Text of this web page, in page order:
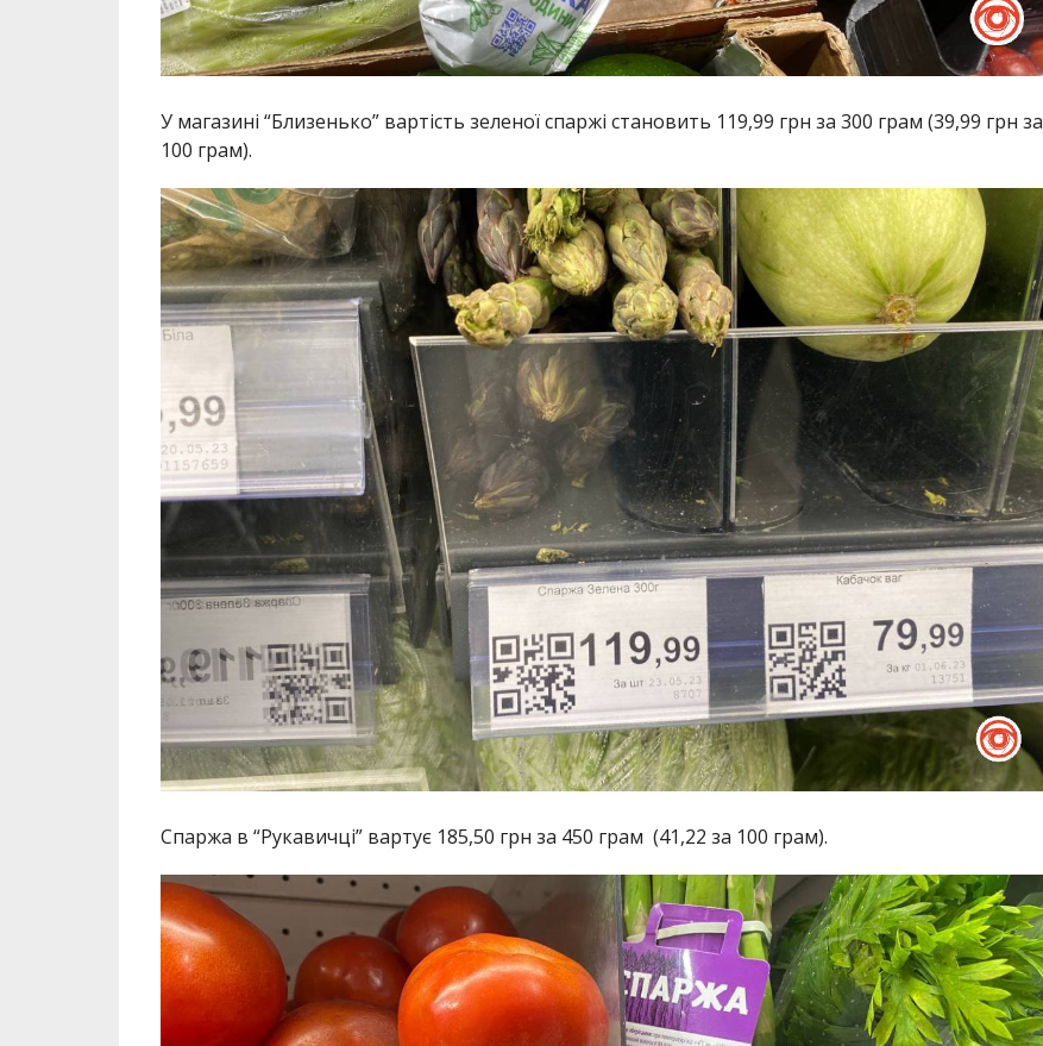
У магазині “Близенько” вартість зеленої спаржі становить 119,99 грн за 300 грам (39,99 грн за
100 грам).
Спаржа в “Рукавичці” вартує 185,50 грн за 450 грам (41,22 за 100 грам).